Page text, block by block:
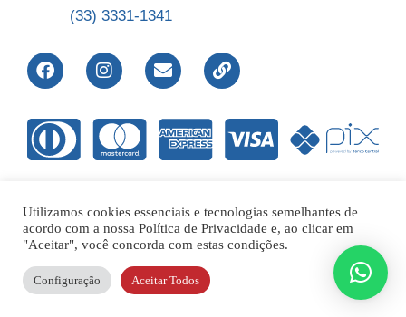
(33) 3331-1341
Direitos Reservados © 2012-2022 Laboratório de Análises Apolo
Ltda – 00.421.604/0001-01 |
Responsável Técnico – Dr. Flavio Reis de Abreu CRFMG14317
Utilizamos cookies essenciais e tecnologias semelhantes de
acordo com a nossa Política de Privacidade e, ao clicar em
"Aceitar", você concorda com estas condições.
Configuração Aceitar Todos